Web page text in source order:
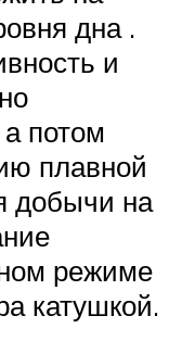
дна .
и
потом
плавной
добычи на
режиме
катушкой.